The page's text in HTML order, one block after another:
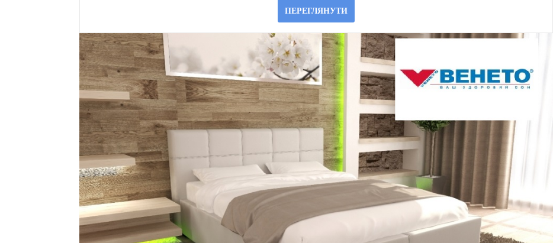
ПЕРЕГЛЯНУТИ